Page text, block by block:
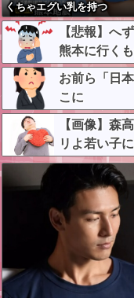
くちゃエグい乳を持つ
【悲報】へ
熊本に行く
お前ら「日
こに
【画像】森
リよ若い子
りまくって